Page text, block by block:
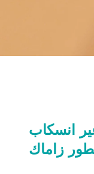
انسكاب
زاماك